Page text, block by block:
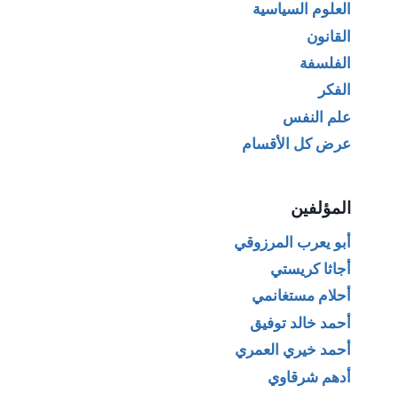
العلوم السياسية
القانون
الفلسفة
الفكر
علم النفس
عرض كل الأقسام
المؤلفين
أبو يعرب المرزوقي
أجاثا كريستي
أحلام مستغانمي
أحمد خالد توفيق
أحمد خيري العمري
أدهم شرقاوي